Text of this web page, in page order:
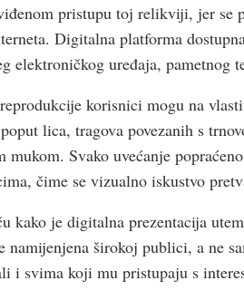
pristupu toj relikviji, jer se
Digitalna platforma
elektroničkog uređaja, pametnog
korisnici mogu na
lica, tragova povezanih s
mukom. Svako uvećanje
čime se vizualno iskustvo
kako je digitalna prezentacija
namijenjena širokoj publici, a ne
i svima koji mu pristupaju s